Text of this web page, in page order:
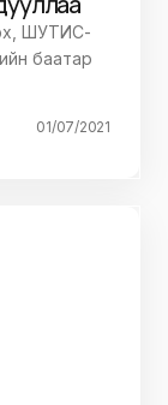
ШУТИС-
баатар
01/07/2021